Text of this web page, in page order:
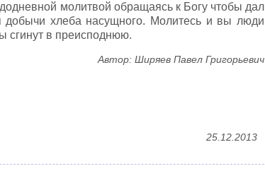
молитвой обращаясь к Богу чтобы дал
хлеба насущного. Молитесь и вы люди
сгинут в преисподнюю.
Автор: Ширяев Павел Григорьевич
25.12.2013